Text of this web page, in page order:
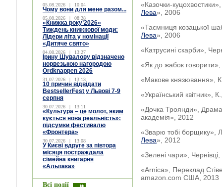
05.08.2026 | 10:04
Чому вони для мене разом...
05.08.2026 | 08:28
«Книжка року’2026»
Тиждень книжкової моди:
Лідери літа у номінації
«Дитяче свято»
04.08.2026 | 13:27
Ірину Шувалову відзначено
норвезькою нагородою
Ordknappen 2026
31.07.2026 | 13:13
10 причин відвідати
BestsellerFest у Львові 7-9
серпня
30.07.2026 | 13:11
«Культура – це молот, яким
кується нова реальність»:
підсумки фестивалю
«Фронтера»
30.07.2026 | 13:08
У Києві вдруге за півтора
місяця постраждала
сімейна книгарня
«Альпака»
Всі події
«Казочки-
Лева», 2006
«Таємниця козацької
Лева», 2006
«Катрусині скарби»,
«Як до жабок
«Макове князювання»,
«Український квітник»,
«Дочка Троянди»,
академія», 2012
«Зварю тобі борщику»,
Лева», 2012
«Зелені чари»,
«Arnica», Переклад
amazon.com США, 2013